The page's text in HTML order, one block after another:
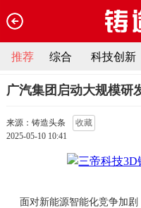
推荐 综合 科技创新
广汽集团启动大规模研
来源：铸造头条
收藏
2025-05-10 10:41
面对新能源智能化竞争加